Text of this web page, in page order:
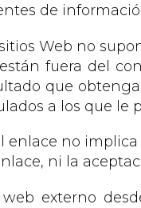
de
Web no
fuera del
que
a los que le
enlace no
ni la
externo